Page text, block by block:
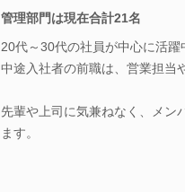
管理部門は現在合計21名
20代～30代の社員が中心に活躍
中途入社者の前職は、営業担当
先輩や上司に気兼ねなく、メン
ます。